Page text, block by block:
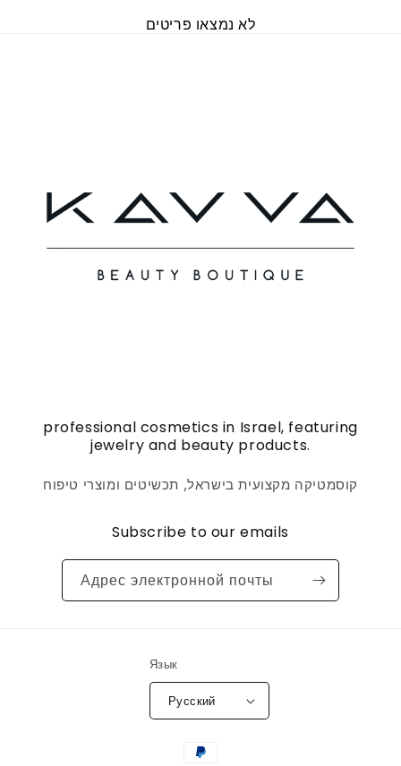
לא נמצאו פריטים
professional cosmetics in Israel, featuring
jewelry and beauty products.
קוסמטיקה מקצועית בישראל, תכשיטים ומוצרי טיפוח
Subscribe to our emails
Адрес электронной почты
Язык
Русский
Способы